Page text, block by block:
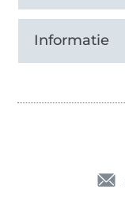
Informatie